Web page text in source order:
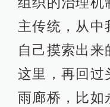
主传统，从中
自己摸索出来
这里，再回过
雨廊桥，比如